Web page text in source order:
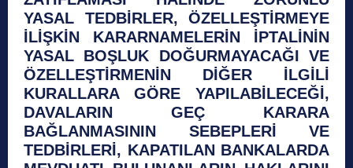
YASAL TEDBİRLER, ÖZELLEŞTİRMEYE
İLİŞKİN KARARNAMELERİN İPTALİNİN
YASAL BOŞLUK DOĞURMAYACAĞI VE
ÖZELLEŞTİRMENİN DİĞER İLGİLİ
KURALLARA GÖRE YAPILABİLECEĞİ,
DAVALARIN GEÇ KARARA
BAĞLANMASININ SEBEPLERİ VE
TEDBİRLERİ, KAPATILAN BANKALARDA